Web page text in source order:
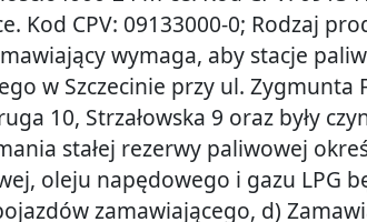
CPV: 09133000-0; Rodzaj
wymaga, aby stacje
w Szczecinie przy ul. Zygmunta
10, Strzałowska 9 oraz były
stałej rezerwy paliwowej
oleju napędowego i gazu LPG
zamawiającego, d)